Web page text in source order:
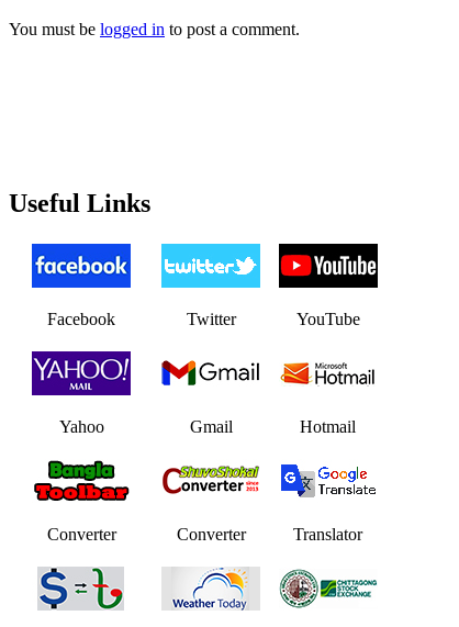
You must be logged in to post a comment.
Useful Links
Facebook Twitter YouTube
Yahoo Gmail Hotmail
Converter Converter Translator